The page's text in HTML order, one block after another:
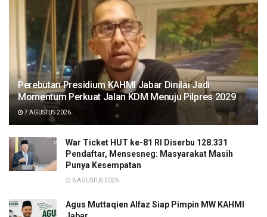
Perebutan Presidium KAHMI Jabar Dinilai Jadi
Momentum Perkuat Jalan KDM Menuju Pilpres 2029
7 AGUSTUS 2026
War Ticket HUT ke-81 RI Diserbu 128.331
Pendaftar, Mensesneg: Masyarakat Masih
Punya Kesempatan
6 AGUSTUS 2026
Agus Muttaqien Alfaz Siap Pimpin MW KAHMI